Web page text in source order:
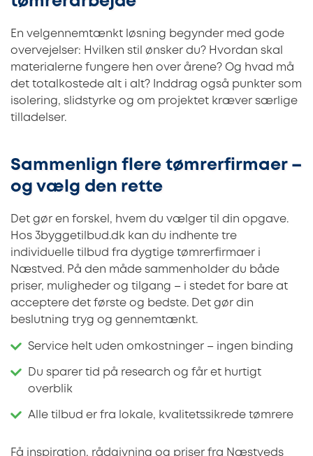
En velgennemtænkt løsning begynder med gode
overvejelser: Hvilken stil ønsker du? Hvordan skal
materialerne fungere hen over årene? Og hvad må
det totalkostede alt i alt? Inddrag også punkter som
isolering, slidstyrke og om projektet kræver særlige
tilladelser.
Sammenlign flere tømrerfirmaer –
og vælg den rette
Det gør en forskel, hvem du vælger til din opgave.
Hos 3byggetilbud.dk kan du indhente tre
individuelle tilbud fra dygtige tømrerfirmaer i
Næstved. På den måde sammenholder du både
priser, muligheder og tilgang – i stedet for bare at
acceptere det første og bedste. Det gør din
beslutning tryg og gennemtænkt.
Service helt uden omkostninger – ingen binding
Du sparer tid på research og får et hurtigt
overblik
Alle tilbud er fra lokale, kvalitetssikrede tømrere
Få inspiration, rådgivning og priser fra Næstveds